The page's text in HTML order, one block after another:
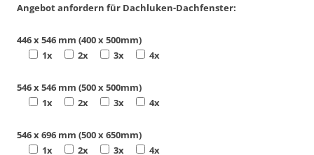
Angebot anfordern für Dachluken-Dachfenster:
446 x 546 mm (400 x 500mm)
1x
2x 3x 4x
546 x 546 mm (500 x 500mm)
1x
2x 3x 4x
546 x 696 mm (500 x 650mm)
1x
2x 3x 4x